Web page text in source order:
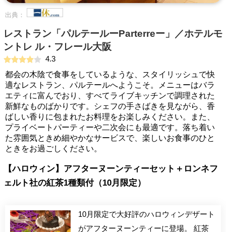
出典：
レストラン「パルテールーParterreー」／ホテルモ
ントレ ル・フレール大阪
4.3
都会の木陰で食事をしているような、スタイリッシュで快
適なレストラン、パルテールへようこそ。メニューはバラ
エティに富んでおり、すべてライブキッチンで調理された
新鮮なものばかりです。シェフの手さばきを見ながら、香
ばしい香りに包まれたお料理をお楽しみください。また、
プライベートパーティーや二次会にも最適です。落ち着い
た雰囲気ときめ細やかなサービスで、楽しいお食事のひと
ときをお過ごしください。
【ハロウィン】アフターヌーンティーセット＋ロンネフ
ェルト社の紅茶1種類付（10月限定）
10月限定で大好評のハロウィンデザート
がアフターヌーンティーに登場。 紅茶